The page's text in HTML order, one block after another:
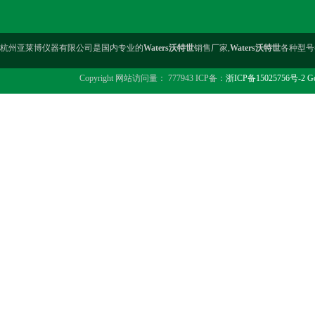
杭州亚莱博仪器有限公司是国内专业的Waters沃特世销售厂家,Waters沃特世各种型
Copyright 网站访问量： 777943 ICP备： 浙ICP备15025756号-2